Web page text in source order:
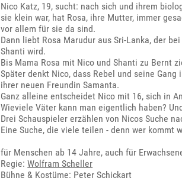
Nico Katz, 19, sucht: nach sich und ihrem
sie klein war, hat Rosa, ihre Mutter, immer
vor allem für sie da sind.
Dann liebt Rosa Marudur aus Sri-Lanka, der
Shanti wird.
Bis Mama Rosa mit Nico und Shanti zu Bernt
Später denkt Nico, dass Rebel und seine
ihrer neuen Freundin Samanta.
Ganz alleine entscheidet Nico mit 16, sich in
Wieviele Väter kann man eigentlich haben?
Drei Schauspieler erzählen von Nicos Suche
Eine Suche, die viele teilen - denn wer kommt
für Menschen ab 14 Jahre, auch für
Regie:Wolfram Scheller
Bühne & Kostüme: Peter Schickart